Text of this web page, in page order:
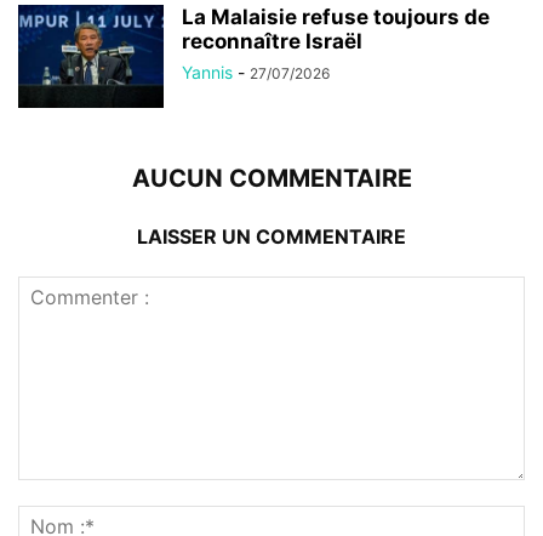
La Malaisie refuse toujours de
reconnaître Israël
Yannis - 27/07/2026
AUCUN COMMENTAIRE
LAISSER UN COMMENTAIRE